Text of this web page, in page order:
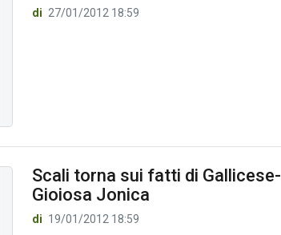
di 27/01/2012 18:59
Scali torna sui fatti di Gallicese-
Gioiosa Jonica
di 19/01/2012 18:59